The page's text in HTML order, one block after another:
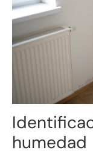
humedad